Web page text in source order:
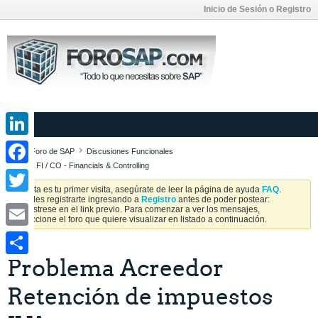
Inicio de Sesión o Registro
Foro de SAP
Discusiones Funcionales
SAP FI / CO - Financials & Controlling
Si esta es tu primer visita, asegúrate de leer la página de ayuda FAQ.
Puedes registrarte ingresando a Registro antes de poder postear:
Regístrese en el link previo. Para comenzar a ver los mensajes,
seleccione el foro que quiere visualizar en listado a continuación.
Problema Acreedor
Retención de impuestos
LinkedIn
Facebook
Twitter
Email
Share